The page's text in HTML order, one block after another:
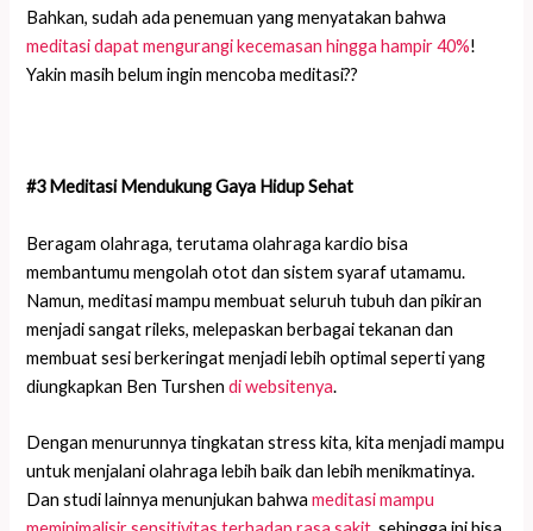
Bahkan, sudah ada penemuan yang menyatakan bahwa
meditasi dapat mengurangi kecemasan hingga hampir 40%!
Yakin masih belum ingin mencoba meditasi??
#3 Meditasi Mendukung Gaya Hidup Sehat
Beragam olahraga, terutama olahraga kardio bisa
membantumu mengolah otot dan sistem syaraf utamamu.
Namun, meditasi mampu membuat seluruh tubuh dan pikiran
menjadi sangat rileks, melepaskan berbagai tekanan dan
membuat sesi berkeringat menjadi lebih optimal seperti yang
diungkapkan Ben Turshendi websitenya.
Dengan menurunnya tingkatan stress kita, kita menjadi mampu
untuk menjalani olahraga lebih baik dan lebih menikmatinya.
Dan studi lainnya menunjukan bahwameditasi mampu